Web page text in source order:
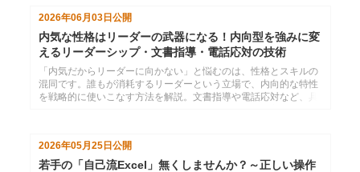
2026年06月03日公開
内気な性格はリーダーの武器になる！内向型を強みに変
えるリーダーシップ・文書指導・電話応対の技術
「内気だからリーダーに向かない」と悩むのは、性格とスキルの
混同です。誰もが消耗するリーダーという立場で、内向的な特性
を戦略的に使いこなす方法を解説。文書指導や電話応対など、具
2026年05月25日 公開
若手の「自己流Excel」無くしませんか？～正しい操作